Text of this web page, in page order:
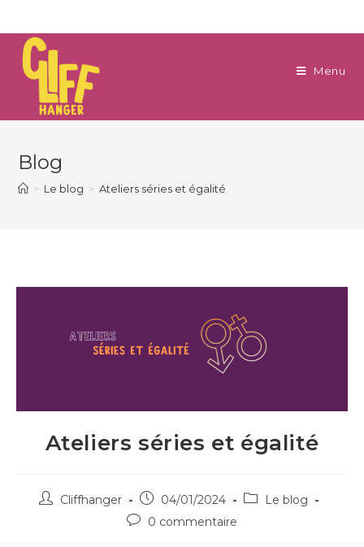
Menu
Blog
> Le blog > Ateliers séries et égalité
Ateliers séries et égalité
Cliffhanger 04/01/2024
Le blog
0 commentaire